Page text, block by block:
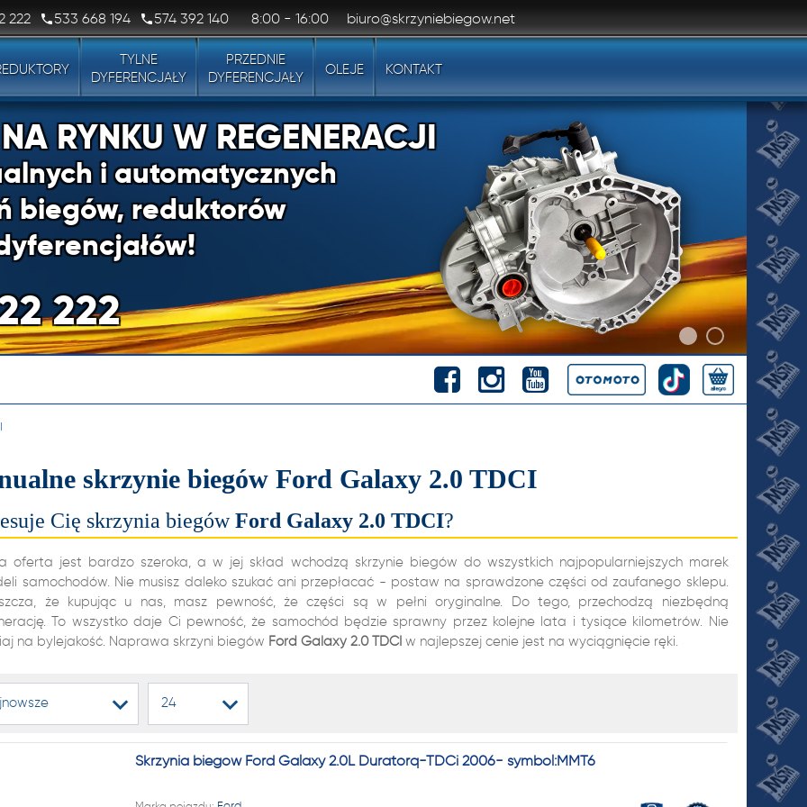
222 533 668 194 574 392 140 8:00 - 16:00 biuro@skrzyniebiegow.net
TYLNE
DYFERENCJAŁY
PRZEDNIE
DYFERENCJAŁY
OLEJE KONTAKT
222
RYNKU W REGENERACJI
i automatycznych
biegów, reduktorów
222
RYNKU W REGENERACJI
i automatycznych
biegów, reduktorów
RYNKU W REGENERACJI
i automatycznych
biegów, reduktorów
skrzynie biegów Ford Galaxy 2.0 TDCI
Cię skrzynia biegówFord Galaxy 2.0 TDCI?
oferta jest bardzo szeroka, a w jej skład wchodzą skrzynie biegów do wszystkich najpopularniejszych marek
samochodów. Nie musisz daleko szukać ani przepłacać - postaw na sprawdzone części od zaufanego sklepu.
że kupując u nas, masz pewność, że części są w pełni oryginalne. Do tego, przechodzą niezbędną
To wszystko daje Ci pewność, że samochód będzie sprawny przez kolejne lata i tysiące kilometrów. Nie
na bylejakość. Naprawa skrzyni biegów Ford Galaxy 2.0 TDCI w najlepszej cenie jest na wyciągnięcie ręki.
24
Skrzynia biegów Ford Galaxy 2.0L Duratorq-TDCi 2006- symbol:MMT6